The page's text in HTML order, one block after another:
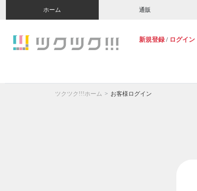
ホーム 通販
新規登録 / ログイン
ツクツク!!!ホーム お客様ログイン